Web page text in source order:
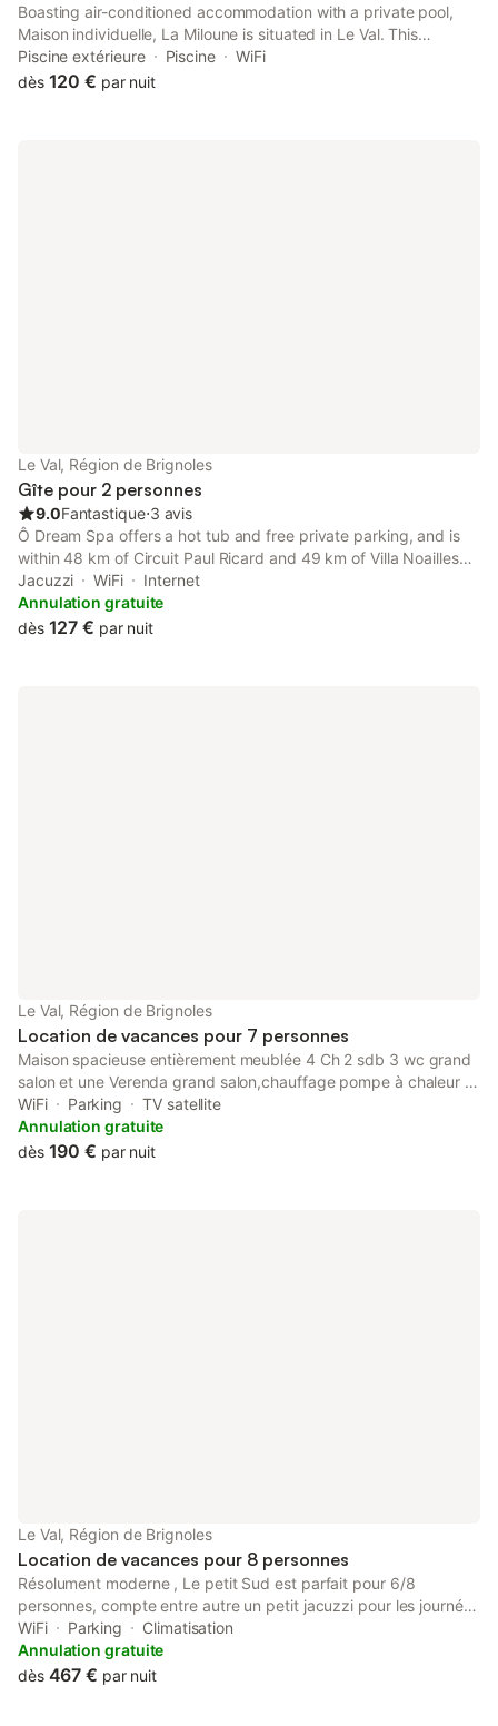
Boasting air-conditioned accommodation with a private pool,
Maison individuelle, La Miloune is situated in Le Val. This
property offers access to a terrace, free private parking and
free WiFi.
Piscine extérieure Piscine
WiFi
dès 120 € par nuit
Le Val, Région de Brignoles
Gîte pour 2 personnes
9.0Fantastique⋅3 avis
Ô Dream Spa offers a hot tub and free private parking, and is
within 48 km of Circuit Paul Ricard and 49 km of Villa Noailles
Art Centre. The property features city views.
Jacuzzi WiFi
Internet
Annulation gratuite
dès 127 € par nuit
Le Val, Région de Brignoles
Location de vacances pour 7 personnes
Maison spacieuse entièrement meublée 4 Ch 2 sdb 3 wc grand
salon et une Verenda grand salon,chauffage pompe à chaleur et
poêle . Bien exposée jardin clôturé parking privatif sans garage
. Quartier résidentiel très calme
WiFi Parking
TV satellite
Annulation gratuite
dès 190 € par nuit
Le Val, Région de Brignoles
Location de vacances pour 8 personnes
Résolument moderne , Le petit Sud est parfait pour 6/8
personnes, compte entre autre un petit jacuzzi pour les journées
chaudes du sud et un boulodrome pour profiter du champ
d'oliviers et des cigales Les gorges du Verdon et les plages sont
à 1 heure de route le vallon sourn pour l'escalade à 10 mns
WiFi Parking
Climatisation
Annulation gratuite
dès 467 € par nuit